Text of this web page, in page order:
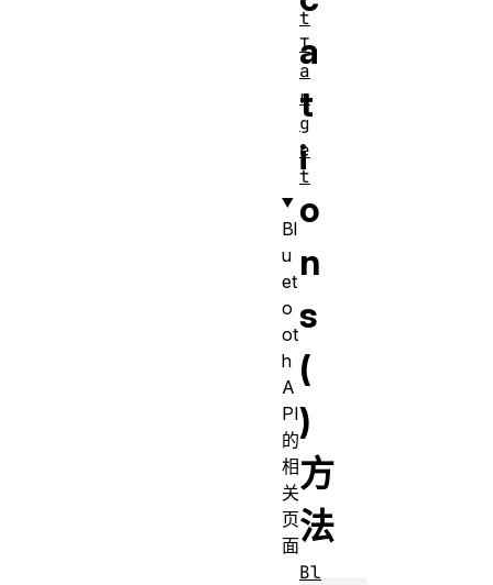
a
t
i
o
n
s
(
)
方
法
t
T
a
r
g
e
t
Bl
u
et
o
ot
h
A
PI
的
相
关
页
面
Bl